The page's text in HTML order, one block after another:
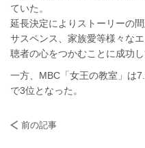
ていた。
延長決定によりストーリーの
サスペンス、家族愛等様々な
聴者の心をつかむことに成功し
一方、MBC「女王の教室」は
で3位となった。
前の記事